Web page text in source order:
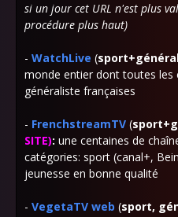
si un jour cet URL n'est plus
procédure plus haut)
- WatchLive (
monde entier dont toutes les
généraliste françaises
- FrenchstreamTV (
SITE): une centaines de
catégories: sport (canal+,
jeunesse en bonne qualité
- VegetaTV web (sport,